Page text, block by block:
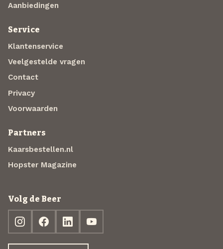
Aanbiedingen
Service
Klantenservice
Veelgestelde vragen
Contact
Privacy
Voorwaarden
Partners
Kaarsbestellen.nl
Hopster Magazine
Volg de Beer